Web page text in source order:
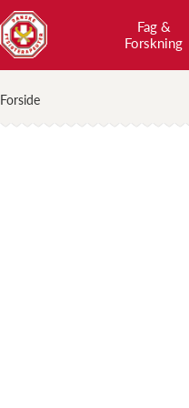
Fag &
Forskning
Forside